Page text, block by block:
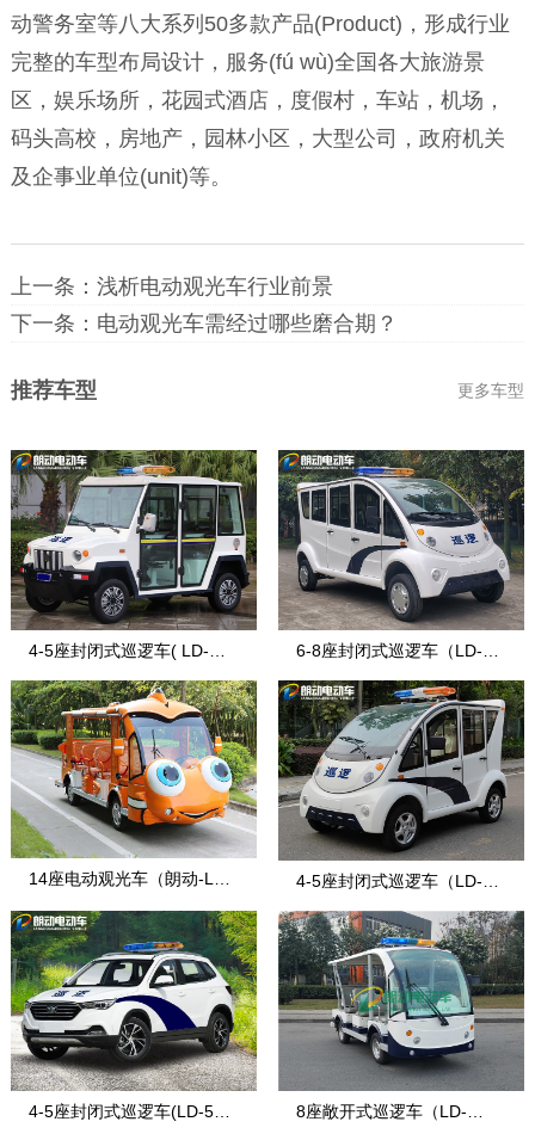
动警务室等八大系列50多款产品(Product)，形成行业
完整的车型布局设计，服务(fú wù)全国各大旅游景
区，娱乐场所，花园式酒店，度假村，车站，机场，
码头高校，房地产，园林小区，大型公司，政府机关
及企事业单位(unit)等。
上一条： 浅析电动观光车行业前景
下一条： 电动观光车需经过哪些磨合期？
更多车型
推荐车型
4-5座封闭式巡逻车( LD-战
盾)
6-8座封闭式巡逻车（LD-8-
7）
14座电动观光车（朗动-LD-
14F-5E款
4-5座封闭式巡逻车（LD-4-
7）
4-5座封闭式巡逻车(LD-5S- 8座敞开式巡逻车（LD-